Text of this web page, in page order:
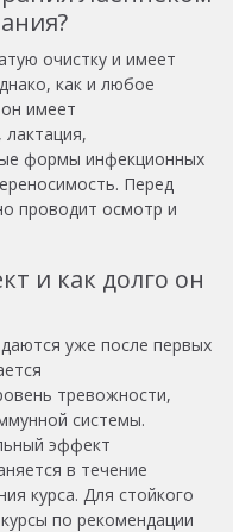
очистку и имеет
как и любое
имеет
формы инфекционных
Перед
проводит осмотр и
и как долго он
уже после первых
тревожности,
системы.
эффект
в течение
курса. Для стойкого
по рекомендации